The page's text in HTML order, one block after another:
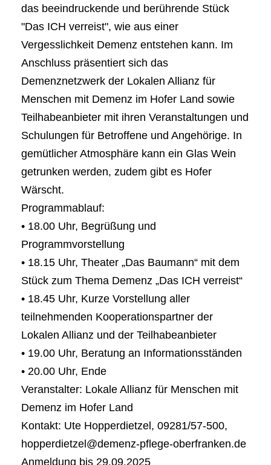
das beeindruckende und berührende Stück
"Das ICH verreist", wie aus einer
Vergesslichkeit Demenz entstehen kann. Im
Anschluss präsentiert sich das
Demenznetzwerk der Lokalen Allianz für
Menschen mit Demenz im Hofer Land sowie
Teilhabeanbieter mit ihren Veranstaltungen und
Schulungen für Betroffene und Angehörige. In
gemütlicher Atmosphäre kann ein Glas Wein
getrunken werden, zudem gibt es Hofer
Wärscht.
Programmablauf:
• 18.00 Uhr, Begrüßung und
Programmvorstellung
• 18.15 Uhr, Theater „Das Baumann“ mit dem
Stück zum Thema Demenz „Das ICH verreist“
• 18.45 Uhr, Kurze Vorstellung aller
teilnehmenden Kooperationspartner der
Lokalen Allianz und der Teilhabeanbieter
• 19.00 Uhr, Beratung an Informationsständen
• 20.00 Uhr, Ende
Veranstalter: Lokale Allianz für Menschen mit
Demenz im Hofer Land
Kontakt: Ute Hopperdietzel, 09281/57-500,
hopperdietzel@demenz-pflege-oberfranken.de
Anmeldung bis 29.09.2025